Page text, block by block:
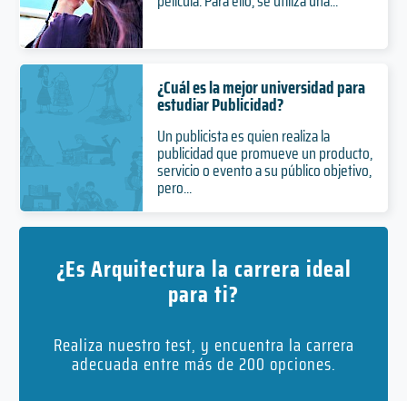
¿Cuál es la mejor universidad para
estudiar Publicidad?
Un publicista es quien realiza la
publicidad que promueve un producto,
servicio o evento a su público objetivo,
pero...
¿Es Arquitectura la carrera ideal
para ti?
Realiza nuestro test, y encuentra la carrera
adecuada entre más de 200 opciones.